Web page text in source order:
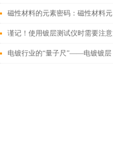
条件
磁性材料的元素密码：磁性材料元
素成分分析仪技术解析与应用实践
谨记！使用镀层测试仪时需要注意
这些
电镀行业的“量子尺”——电镀镀层